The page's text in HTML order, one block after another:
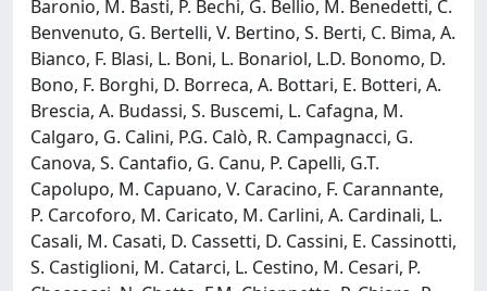
Baronio, M. Basti, P. Bechi, G. Bellio, M. Benedetti, C.
Benvenuto, G. Bertelli, V. Bertino, S. Berti, C. Bima, A.
Bianco, F. Blasi, L. Boni, L. Bonariol, L.D. Bonomo, D.
Bono, F. Borghi, D. Borreca, A. Bottari, E. Botteri, A.
Brescia, A. Budassi, S. Buscemi, L. Cafagna, M.
Calgaro, G. Calini, P.G. Calò, R. Campagnacci, G.
Canova, S. Cantafio, G. Canu, P. Capelli, G.T.
Capolupo, M. Capuano, V. Caracino, F. Carannante,
P. Carcoforo, M. Caricato, M. Carlini, A. Cardinali, L.
Casali, M. Casati, D. Cassetti, D. Cassini, E. Cassinotti,
S. Castiglioni, M. Catarci, L. Cestino, M. Cesari, P.